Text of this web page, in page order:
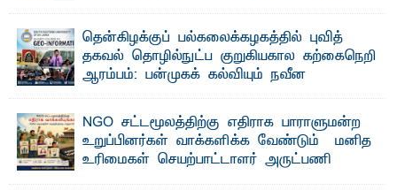
"ஒ ரு மாணவனின் அல்லது மாணவியின் கனவு என்னால்
கலைக்கப்படாது" என்ற உறுதியை ஒவ்வொரு மாணவரும் ...
தென்கிழக்குப் பல்கலைக்கழகத்தில் புவித்
தகவல் தொழில்நுட்ப குறுகியகால கற்கைநெறி
ஆரம்பம்: பன்முகக் கல்வியும் நவீன
பேராசிரியர் எம். எம். பாஸில்
தெ ன்கிழக்குப் பல்கலைக்கழகத்தின் கலை மற்றும் கலாசார
பீடத்தின் புவியியல் துறையினால் ...
NGO சட்டமூலத்திற்கு எதிராக பாராளுமன்ற
உறுப்பினர்கள் வாக்களிக்க வேண்டும் – மனித
உரிமைகள் செயற்பாட்டாளர் அருட்பணி